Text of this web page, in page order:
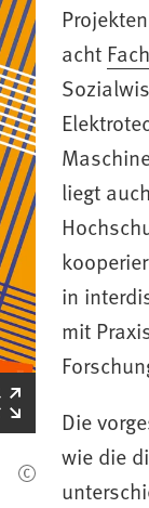
acht
liegt
in
mit
Die
wie die